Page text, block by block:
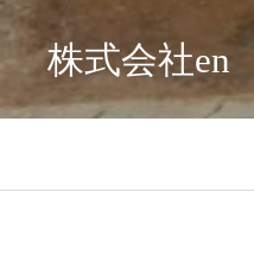
株式会社en